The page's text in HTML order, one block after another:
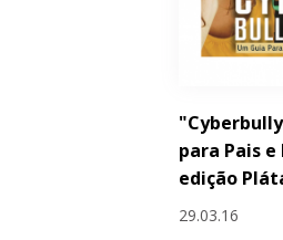
para Pais e
edição
29.03.16